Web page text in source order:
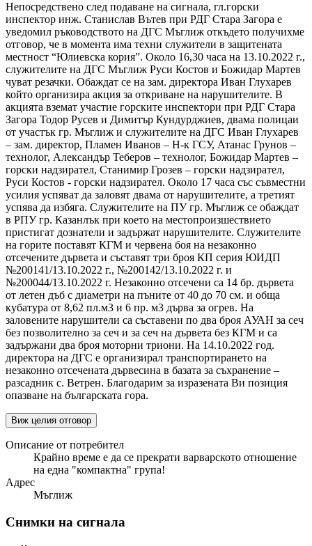
Непосредствено след подаване на сигнала, гл.горски
инспектор инж. Станислав Вътев при РДГ Стара Загора е
уведомил ръководството на ДГС Мъглиж откъдето получихме
отговор, че в момента има техни служители в защитената
местност “Юлиевска кория”. Около 16,30 часа на 13.10.2022 г.,
служителите на ДГС Мъглиж Руси Костов и Божидар Мартев
чуват резачки. Обаждат се на зам. директора Иван Глухарев
който организира акция за откриване на нарушителите. В
акцията вземат участие горските инспектори при РДГ Стара
Загора Тодор Русев и Димитър Кундурджиев, двама полицаи
от участък гр. Мъглиж и служителите на ДГС Иван Глухарев
– зам. директор, Пламен Иванов – Н-к ГСУ, Атанас Грунов –
технолог, Александър Теберов – технолог, Божидар Мартев –
горски надзирател, Станимир Грозев – горски надзирател,
Руси Костов - горски надзирател. Около 17 часа със съвместни
усилия успяват да заловят двама от нарушителите, а третият
успява да избяга. Служителите на ПУ гр. Мъглиж се обаждат
в РПУ гр. Казанлък при което на местопроизшествието
пристигат дознатели и задържат нарушителите. Служителите
на горите поставят КГМ и червена боя на незаконно
отсечените дървета и съставят три броя КП серия ЮИДП
№200141/13.10.2022 г., №200142/13.10.2022 г. и
№200044/13.10.2022 г. Незаконно отсечени са 14 бр. дървета
от летен дъб с диаметри на пъните от 40 до 70 см. и обща
кубатура от 8,62 пл.м3 и 6 пр. м3 дърва за огрев. На
заловените нарушители са съставени по два броя АУАН за сеч
без позволително за сеч и за сеч на дървета без КГМ и са
задържани два броя моторни триони. На 14.10.2022 год.
директора на ДГС е организирал транспортирането на
незаконно отсечената дървесина в базата за съхранение –
разсадник с. Ветрен. Благодарим за изразената Ви позиция
опазване на българската гора.
Виж целия отговор
Описание от потребител
Крайно време е да се прекрати варварското отношение
на една "компактна" група!
Адрес
Мъглиж
Снимки на сигнала